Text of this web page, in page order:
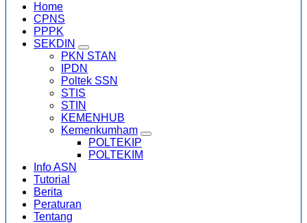
Home
CPNS
PPPK
SEKDIN
PKN STAN
IPDN
Poltek SSN
STIS
STIN
KEMENHUB
Kemenkumham
POLTEKIP
POLTEKIM
Info ASN
Tutorial
Berita
Peraturan
Tentang